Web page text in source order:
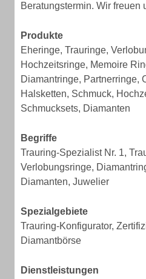
Beratungstermin. Wir freuen
Produkte
Eheringe, Trauringe,
Hochzeitsringe, Memoire
Diamantringe, Partnerringe,
Halsketten, Schmuck,
Schmucksets, Diamanten
Begriffe
Trauring-Spezialist Nr. 1,
Verlobungsringe,
Diamanten, Juwelier
Spezialgebiete
Trauring-Konfigurator,
Diamantbörse
Dienstleistungen